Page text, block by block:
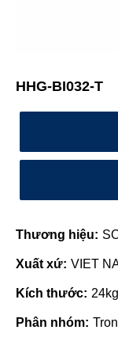
HHG-BI032-T
Thương hiệu:
Xuất xứ: VIET
Kích thước:
Phân nhóm: